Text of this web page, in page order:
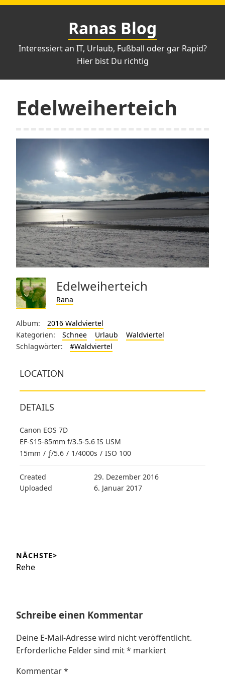
Zum
Ranas Blog
Interessiert an IT, Urlaub, Fußball oder gar Rapid?
Hier bist Du richtig
Edelweiherteich
Edelweiherteich
Rana
Album:
2016 Waldviertel
Kategorien:
Schnee Urlaub
Waldviertel
Schlagwörter:
#Waldviertel
LOCATION
DETAILS
Canon EOS 7D
EF-S15-85mm f/3.5-5.6 IS USM
15mm / ƒ/5.6 / 1/4000s / ISO 100
Created
29. Dezember 2016
Uploaded
6. Januar 2017
NÄCHSTE>
Nächster
Rehe
Schreibe einen Kommentar
Deine E-Mail-Adresse wird nicht veröffentlicht.
Erforderliche Felder sind mit* markiert
Kommentar*